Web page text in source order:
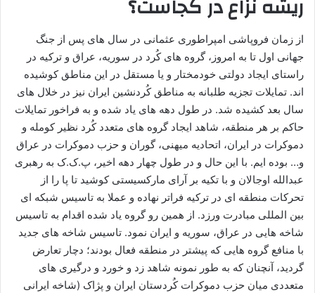
ریشه نزاع در کجاست؟
از زمان فروپاشی امپراطوری عثمانی در سال های پس از جنگ
جهانی اول تا به امروز، گروه های کُرد در سوریه، عراق و ترکیه در
راستای ایجاد دولتی خودمختار و یا مستقل در این مناطق کوشیده
اند. تمایلات تجزیه طلبانه به مناطق کُردنشین ایران نیز در خلال های
سال بعد کشیده شد. در طول دهه های یاد شده و به فراخور تمایلات
حاکم بر هر منطقه، شاهد ایجاد گروه های متعدد کُرد نظیر کومله و
دموکرات در ایران، اتحادیه میهنی، گوران و حزب دموکرات در عراق
و… بوده ایم. با این حال و در طول چهار دهه اخیر، پ.ک.ک به رهبری
عبدالله اوجالان و با تکیه بر آرای مارکسیستی کوشید تا پا را از
تحرکات منطقه ای در ترکیه فراتر نهاده و عملا به تاسیس شبکه ای
بین المللی مبادرت ورزد. از همین رو گروه یاد شده اقدام به تاسیس
شاخه هایی در عراق، سوریه و ایران نمود. تاسیس شاخه های جدید
با منافع گروه هایی که پیشتر در منطقه فعال بودند؛ دچار تعارض
گردید، آنچنان که به طور نمونه شاهد زد و خورد و درگیری های
متعددی میان حزب دموکرات کُردستان ایران و پژاک (شاخه ایرانی